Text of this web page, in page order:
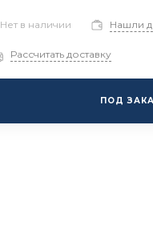
Нет в наличии Нашли
Рассчитать доставку
ПОД